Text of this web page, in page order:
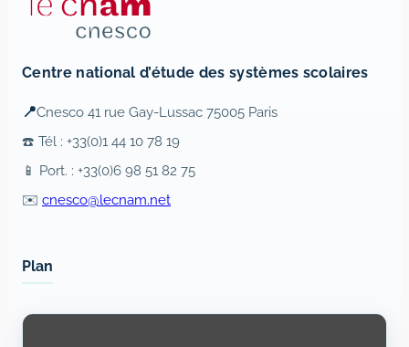
Centre national d’étude des systèmes scolaires
📍Cnesco 41 rue Gay-Lussac 75005 Paris
☎️ Tél : +33(0)1 44 10 78 19
📱 Port. : +33(0)6 98 51 82 75
✉️ cnesco@lecnam.net
Plan
Display